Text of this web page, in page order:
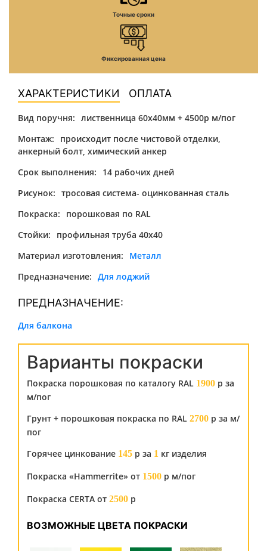
Точные сроки
Фиксированная цена
ХАРАКТЕРИСТИКИ ОПЛАТА
Вид поручня: лиственница 60х40мм + 4500р м/пог
Монтаж:
происходит после чистовой отделки,
анкерный болт, химический анкер
Срок выполнения:
14 рабочих дней
Рисунок: тросовая система- оцинкованная сталь
Покраска:
порошковая по RAL
Стойки:
профильная труба 40х40
Материал изготовления:
Металл
Предназначение: Для лоджий
ПРЕДНАЗНАЧЕНИЕ:
Для балкона
Варианты покраски
Покраска порошковая по каталогу RAL 1900 р за
м/пог
Грунт + порошковая покраска по RAL 2700 р за м/
пог
Горячее цинкование 145 р за 1 кг изделия
Покраска «Hammerrite» от 1500 р м/пог
Покраска CERTA от 2500 р
ВОЗМОЖНЫЕ ЦВЕТА ПОКРАСКИ